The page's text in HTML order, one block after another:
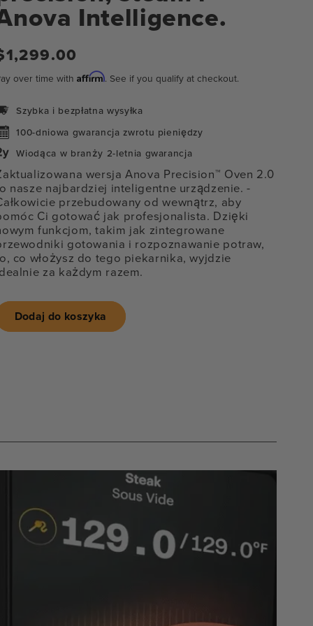
Intelligence.
over time withAffirm. See if you qualify at checkout.
Szybka i bezpłatna wysyłka
100-dniowa gwarancja zwrotu pieniędzy
Wiodąca w branży 2-letnia gwarancja
wersja Anova Precision™ Oven 2.0
nasze najbardziej inteligentne urządzenie.-
przebudowany od wewnątrz, aby
Ci gotować jak profesjonalista. Dzięki
funkcjom, takim jak zintegrowane
gotowania i rozpoznawanie potraw,
co włożysz do tego piekarnika, wyjdzie
za każdym razem.
Dodaj do koszyka